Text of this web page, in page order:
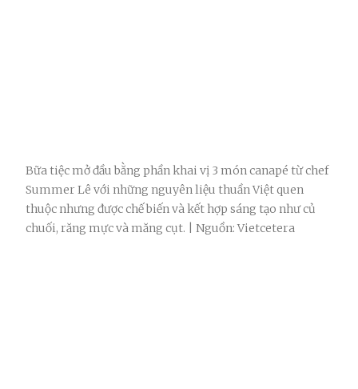
Bữa tiệc mở đầu bằng phần khai vị 3 món canapé từ chef
Summer Lê với những nguyên liệu thuần Việt quen
thuộc nhưng được chế biến và kết hợp sáng tạo như củ
chuối, răng mực và măng cụt. | Nguồn: Vietcetera